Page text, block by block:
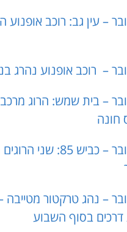
– עין גב: רוכב
רוכב אופנוע נהרג
– בית שמש: הרוג
חונה
27 אוקטובר – כביש 85: שני
נהג טרקטור מטייבה
דרכים בסוף השבוע